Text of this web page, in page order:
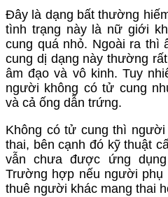
Đây là dạng bất thường
tình trạng này là nữ giới
cung quá nhỏ. Ngoài ra
cung dị dạng này thường
âm đạo và vô kinh. Tuy
người không có tử cung
và cả ống dẫn trứng.
Không có tử cung thì
thai, bên cạnh đó kỹ thuật
vẫn chưa được ứng
Trường hợp nếu người phụ
thuê người khác mang thai